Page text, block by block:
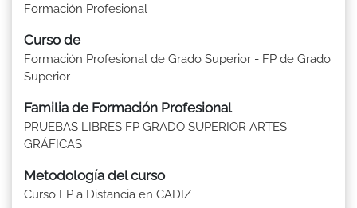
Formación Profesional
Curso de
Formación Profesional de Grado Superior - FP de Grado
Superior
Familia de Formación Profesional
PRUEBAS LIBRES FP GRADO SUPERIOR ARTES
GRÁFICAS
Metodología del curso
Curso FP a Distancia en CADIZ